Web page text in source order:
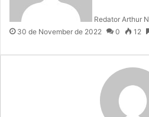
Redator Arthur
30 de November de 2022 0 12